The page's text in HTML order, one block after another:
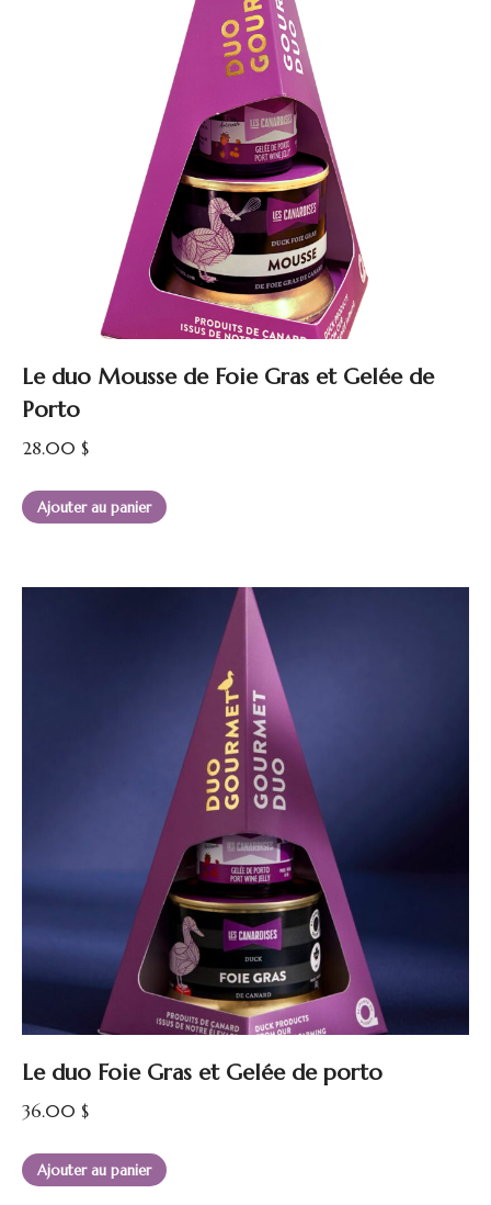
Le duo Mousse de Foie Gras et Gelée de
Porto
28.00 $
Ajouter au panier
Le duo Foie Gras et Gelée de porto
36.00 $
Ajouter au panier